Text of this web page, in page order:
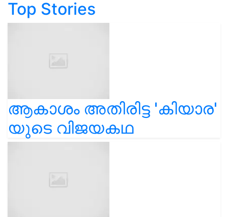
Top Stories
ആകാശം അതിരിട്ട 'കിയാര'
യുടെ വിജയകഥ